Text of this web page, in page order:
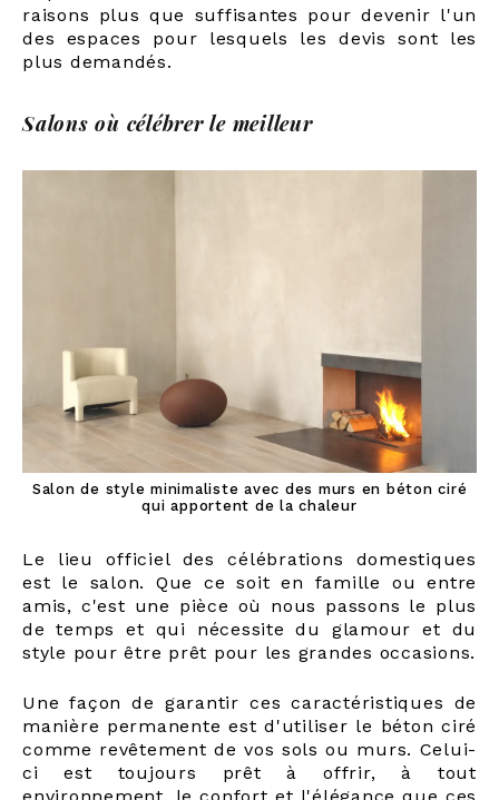
raisons plus que suffisantes pour devenir l'un
des espaces pour lesquels les devis sont les
plus demandés.
Salons où célébrer le meilleur
Salon de style minimaliste avec des murs en béton ciré
qui apportent de la chaleur
Le lieu officiel des célébrations domestiques
est le salon. Que ce soit en famille ou entre
amis, c'est une pièce où nous passons le plus
de temps et qui nécessite du glamour et du
style pour être prêt pour les grandes occasions.
Une façon de garantir ces caractéristiques de
manière permanente est d'utiliser le béton ciré
comme revêtement de vos sols ou murs. Celui-
ci est toujours prêt à offrir, à tout